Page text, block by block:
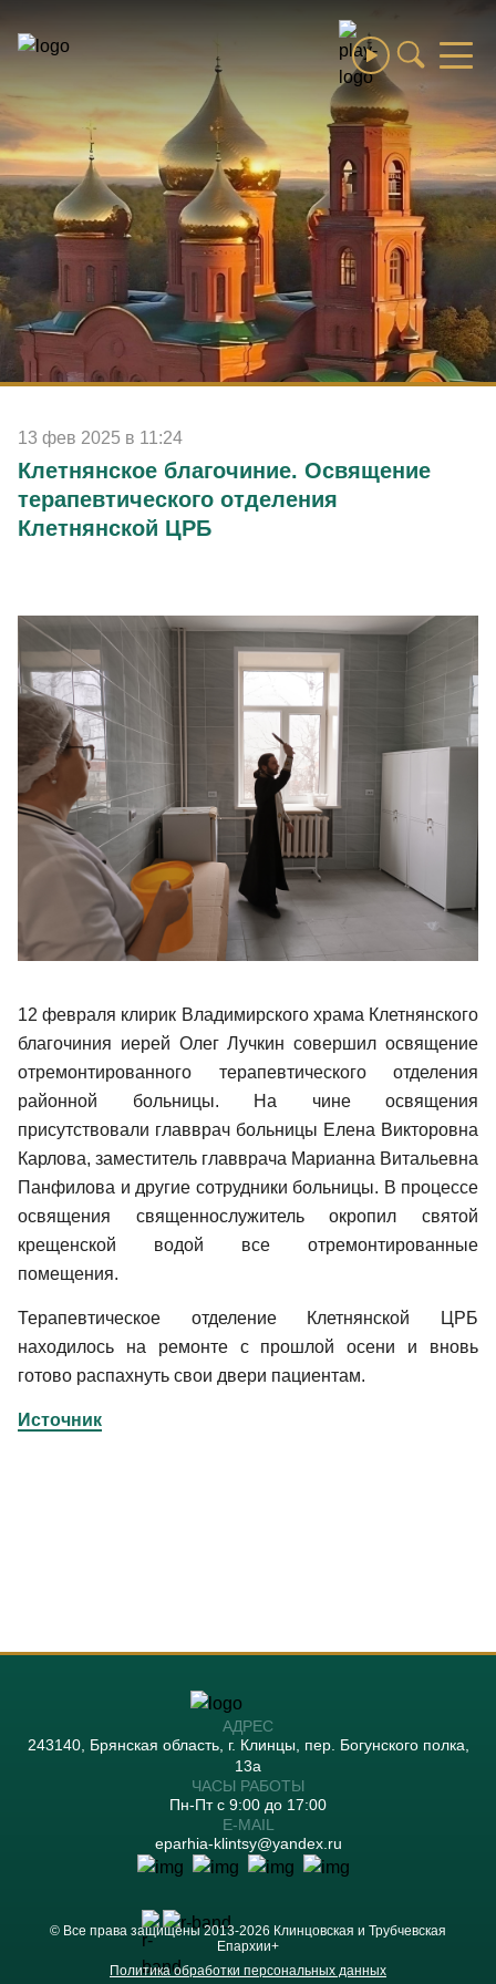
Выберите раздел
Все разделы
Епархия
Святые и святыни
Новости
Благочиния и монастыри
Выберите раздел
Применить фильтры
13 фев 2025 в 11:24
Клетнянское благочиние. Освящение
терапевтического отделения
Клетнянской ЦРБ
12 февраля клирик Владимирского храма Клетнянского
благочиния иерей Олег Лучкин совершил освящение
отремонтированного терапевтического отделения
районной больницы. На чине освящения
присутствовали главврач больницы Елена Викторовна
Карлова, заместитель главврача Марианна Витальевна
Панфилова и другие сотрудники больницы. В процессе
освящения священнослужитель окропил святой
крещенской водой все отремонтированные
помещения.
Терапевтическое отделение Клетнянской ЦРБ
находилось на ремонте с прошлой осени и вновь
готово распахнуть свои двери пациентам.
Источник
АДРЕС
243140, Брянская область, г. Клинцы, пер. Богунского полка,
13а
ЧАСЫ РАБОТЫ
Пн-Пт с 9:00 до 17:00
Е-MAIL
eparhia-klintsy@yandex.ru
© Все права защищены 2013-2026 Клинцовская и Трубчевская
Епархии+
Политика обработки персональных данных